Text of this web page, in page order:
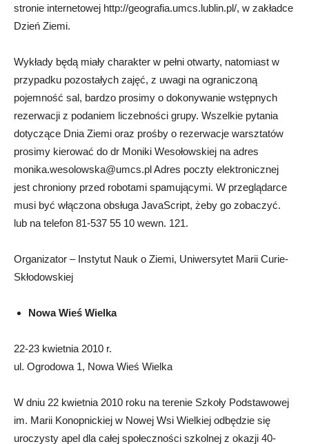
stronie internetowej http://geografia.umcs.lublin.pl/, w zakładce
Dzień Ziemi.
Wykłady będą miały charakter w pełni otwarty, natomiast w
przypadku pozostałych zajęć, z uwagi na ograniczoną
pojemność sal, bardzo prosimy o dokonywanie wstępnych
rezerwacji z podaniem liczebności grupy. Wszelkie pytania
dotyczące Dnia Ziemi oraz prośby o rezerwacje warsztatów
prosimy kierować do dr Moniki Wesołowskiej na adres
monika.wesolowska@umcs.plAdres poczty elektronicznej
jest chroniony przed robotami spamującymi. W przeglądarce
musi być włączona obsługa JavaScript, żeby go zobaczyć.
lub na telefon 81-537 55 10 wewn. 121.
Organizator – Instytut Nauk o Ziemi, Uniwersytet Marii Curie-
Skłodowskiej
Nowa Wieś Wielka
22-23 kwietnia 2010 r.
ul. Ogrodowa 1, Nowa Wieś Wielka
W dniu 22 kwietnia 2010 roku na terenie Szkoły Podstawowej
im. Marii Konopnickiej w Nowej Wsi Wielkiej odbędzie się
uroczysty apel dla całej społeczności szkolnej z okazji 40-